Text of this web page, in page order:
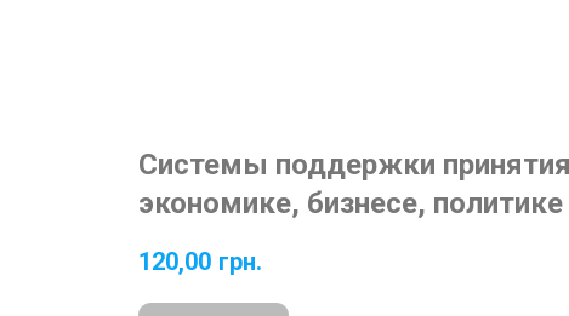
Системы поддержки
экономике, бизнесе, политике
120,00 грн.